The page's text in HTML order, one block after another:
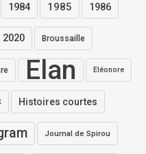
1984 1985 1986
2020 Broussaille
Elan Eléonore
Histoires courtes
Journal de Spirou